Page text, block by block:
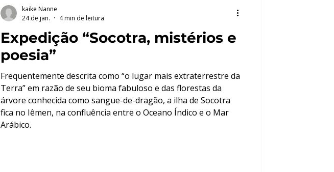
Expedição “Socotra, mistérios e
poesia”
Frequentemente descrita como “o lugar mais extraterrestre da
Terra” em razão de seu bioma fabuloso e das florestas da
árvore conhecida como sangue-de-dragão, a ilha de Socotra
fica no Iêmen, na confluência entre o Oceano Índico e o Mar
Arábico.
kaike Nanne
24 de jan.
4 min de leitura